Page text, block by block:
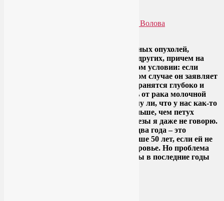
Лия Волова
Рак груди – это тот вид злокачественных опухолей,
который обнаружить гораздо проще других, причем на
ранней стадии заболевания. При одном условии: если
регулярно обследоваться (в противном случае он заявляет
о себе, когда метастазы уже распространятся глубоко и
далеко). Несмотря на это, смертность от рака молочной
железы достаточно высока. Не потому ли, что у нас как-то
не принято делать маммографию раньше, чем петух
клюнет? Про биопсию молочной железы я даже не говорю.
Делать маммографию хотя бы раз в два года – это
минимум для каждой женщины старше 50 лет, если ей не
безразлична собственная жизнь и здоровье. Но проблема
еще и в том, что рак молочной железы в последние годы